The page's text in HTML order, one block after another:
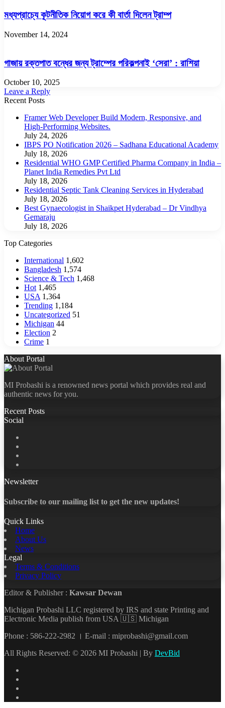
মধ্যপ্রাচ্যে কূটনীতিক নিয়োগ করে কী বার্তা দিলেন ট্রাম্প
November 14, 2024
গাজায় রক্তপাত বন্ধের জন্য ট্রাম্পের পরিকল্পনাই ‘সেরা’ : রাশিয়া
October 10, 2025
Leave a Reply
Recent Posts
Framer Web Developer Build Modern, Responsive, and
High-Performing Websites.
July 24, 2026
IBPS PO Notification 2026 – Sadhana Educational Academy
July 18, 2026
Residential WHO GMP Certified Pharma Company in India –
Planet India Remedies Pvt Ltd
July 18, 2026
Residential Septic Tank Cleaning Services in Hyderabad
July 18, 2026
Best Gynaecologist in Shaikpet Hyderabad – Dr Vindhya
Gemaraju
July 18, 2026
Top Categories
International 1,602
Bangladesh 1,574
Science & Tech 1,468
Hot 1,465
USA 1,364
Trending 1,184
Uncategorized 51
Michigan 44
Election 2
Crime 1
About Portal
MI Probashi is a renowned news portal which provides real and
authentic news for you.
Recent Posts
Social
Newsletter
Subscribe to our mailing list to get the new updates!
Quick Links
Home
About Us
News
Legal
Terms & Conditions
Privacy Policy
Editor & Publisher : Kawsar Dewan
Michigan Probashi LLC registered by IRS and state Printing and
Electronic Media publish from USA 🇺🇸 Michigan
Phone : 586-222-2982 । E-mail : miprobashi@gmail.com
All Rights Reserved: © 2026 MI Probashi | By DevBid